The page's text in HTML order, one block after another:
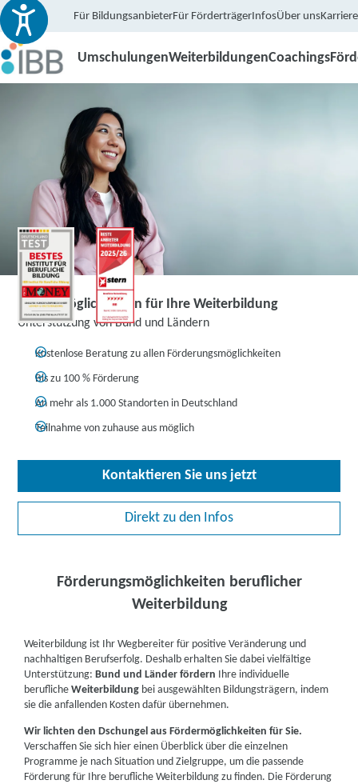
Für BildungsanbieterFür FörderträgerInfosÜber unsKarriere
UmschulungenWeiterbildungenCoachings
Fördermöglichkeiten für Ihre Weiterbildung
Unterstützung von Bund und Ländern
Kostenlose Beratung zu allen Förderungsmöglichkeiten
Bis zu 100 % Förderung
An mehr als 1.000 Standorten in Deutschland
Teilnahme von zuhause aus möglich
Kontaktieren Sie uns jetzt
Direkt zu den Infos
Förderungsmöglichkeiten beruflicher
Weiterbildung
Weiterbildung ist Ihr Wegbereiter für positive Veränderung und
nachhaltigen Berufserfolg. Deshalb erhalten Sie dabei vielfältige
Unterstützung:Bund und Länder fördern Ihre individuelle
berufliche Weiterbildung bei ausgewählten Bildungsträgern, indem
sie die anfallenden Kosten dafür übernehmen.
Wir lichten den Dschungel aus Fördermöglichkeiten für Sie.
Verschaffen Sie sich hier einen Überblick über die einzelnen
Programme je nach Situation und Zielgruppe, um die passende
Förderung für Ihre berufliche Weiterbildung zu finden. Die Förderung